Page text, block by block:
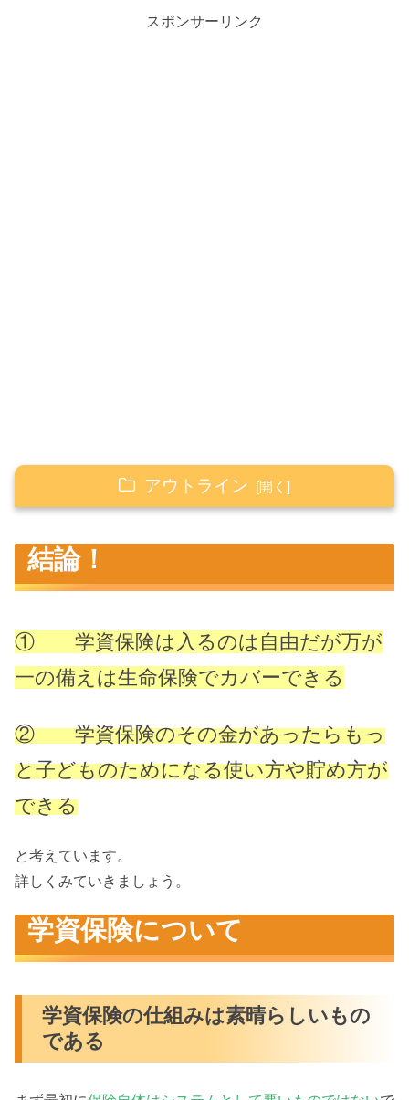
スポンサーリンク
アウトライン
学資保険について
保証金はいくらくらいか
月々の支払いコスト
学資保険以外の方法について
貯蓄性はなくなるが自分で貯めればいい
結論！
①
学資保険は入るのは自由だが万が
一の備えは生命保険でカバーできる
② 学資保険のその金があったらもっ
と子どものためになる使い方や貯め方が
できる
と考えています。
詳しくみていきましょう。
学資保険について
学資保険の仕組みは素晴らしいもの
である